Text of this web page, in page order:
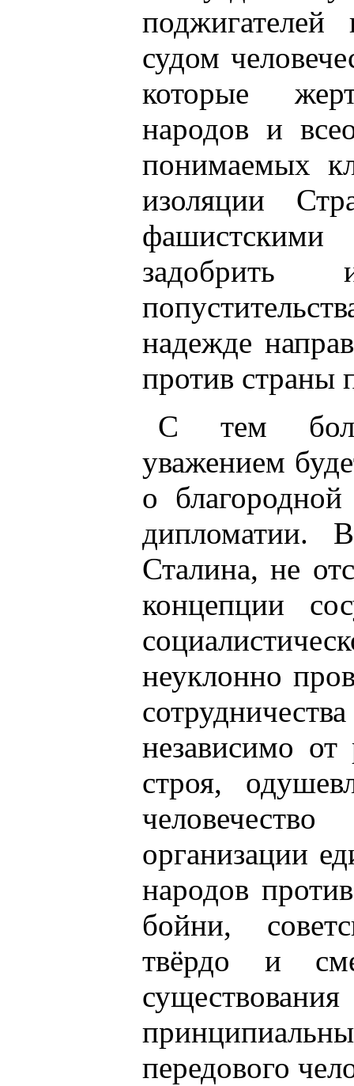
судом
которые
народов и
понимаемых
изоляции
фашистскими
задобрить
надежде
против страны
С тем
уважением
о благородной
дипломатии.
Сталина, не
концепции
неуклонно
независимо от
строя,
организации
народов
бойни,
твёрдо и
передового